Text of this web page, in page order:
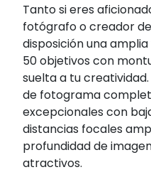
Tanto si eres
fotógrafo o creador
disposición una
50 objetivos con
suelta a tu
de fotograma
excepcionales con
distancias focales
profundidad de
atractivos.